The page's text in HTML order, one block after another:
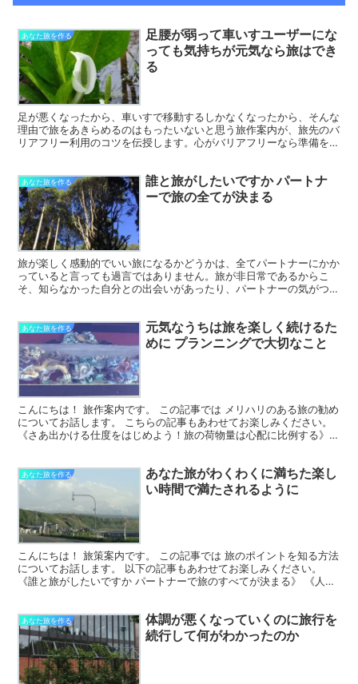
あなた旅を作る
足腰が弱って車いすユーザーにな
っても気持ちが元気なら旅はでき
る
足が悪くなったから、車いすで移動するしかなくなったから、そんな
理由で旅をあきらめるのはもったいないと思う旅作案内が、旅先のバ
リアフリー利用のコツを伝授します。心がバリアフリーなら準備を正
あなた旅を作る
誰と旅がしたいですか パートナ
ーで旅の全てが決まる
旅が楽しく感動的でいい旅になるかどうかは、全てパートナーにかか
っていると言っても過言ではありません。旅が非日常であるからこ
そ、知らなかった自分との出会いがあったり、パートナーの気がつか
あなた旅を作る
元気なうちは旅を楽しく続けるた
めに プランニングで大切なこと
こんにちは！ 旅作案内です。 この記事では メリハリのある旅の勧め
についてお話します。 こちらの記事もあわせてお楽しみください。
《さあ出かける仕度をはじめよう！旅の荷物量は心配に比例する》
あなた旅を作る
あなた旅がわくわくに満ちた楽し
い時間で満たされるように
こんにちは！ 旅策案内です。 この記事では 旅のポイントを知る方法
についてお話します。 以下の記事もあわせてお楽しみください。
《誰と旅がしたいですか パートナーで旅のすべてが決まる》 《人生
あなた旅を作る
体調が悪くなっていくのに旅行を
続行して何がわかったのか